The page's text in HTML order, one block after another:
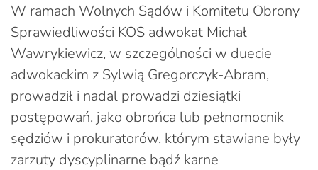
W ramach Wolnych Sądów i Komitetu Obrony
Sprawiedliwości KOS adwokat Michał
Wawrykiewicz, w szczególności w duecie
adwokackim z Sylwią Gregorczyk-Abram,
prowadził i nadal prowadzi dziesiątki
postępowań, jako obrońca lub pełnomocnik
sędziów i prokuratorów, którym stawiane były
zarzuty dyscyplinarne bądź karne